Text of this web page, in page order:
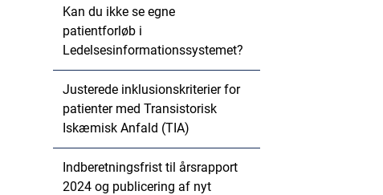
Kan du ikke se egne
patientforløb i
Ledelsesinformationssystemet?
Justerede inklusionskriterier for
patienter med Transistorisk
Iskæmisk Anfald (TIA)
Indberetningsfrist til årsrapport
2024 og publicering af nyt